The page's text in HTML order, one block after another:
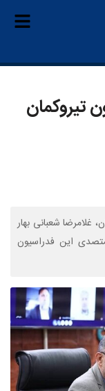
تیروکمان
غلامرضا شعبانی بهار
این فدراسیون